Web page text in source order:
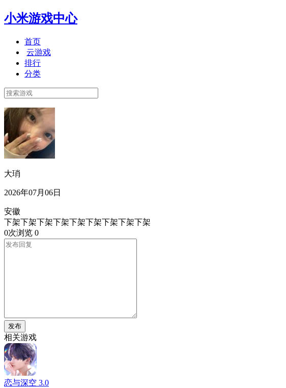
小米游戏中心
首页
云游戏
排行
分类
大琑
2026年07月06日
安徽
下架下架下架下架下架下架下架下架下架
0次浏览 0
发布
相关游戏
恋与深空 3.0